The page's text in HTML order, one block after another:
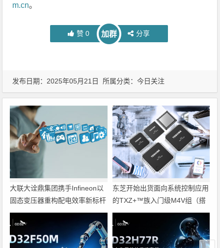
m.cn。
赞 0 加群 分享
发布日期：2025年05月21日 所属分类：今日关注
大联大诠鼎集团携手Infineon以
固态变压器重构配电效率新标杆
东芝开始出货面向系统控制应用
的TXZ+™族入门级M4V组（搭
载Arm Cortex‑M4内核的标准微
控制器）工程样品